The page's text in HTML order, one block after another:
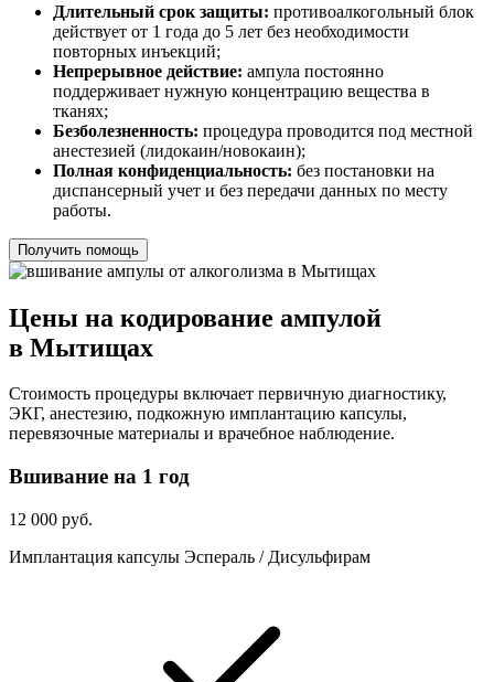
Длительный срок защиты: противоалкогольный блок
действует от 1 года до 5 лет без необходимости
повторных инъекций;
Непрерывное действие: ампула постоянно
поддерживает нужную концентрацию вещества в
тканях;
Безболезненность: процедура проводится под местной
анестезией (лидокаин/новокаин);
Полная конфиденциальность: без постановки на
диспансерный учет и без передачи данных по месту
работы.
Получить помощь
Цены на кодирование ампулой
в Мытищах
Стоимость процедуры включает первичную диагностику,
ЭКГ, анестезию, подкожную имплантацию капсулы,
перевязочные материалы и врачебное наблюдение.
Вшивание на 1 год
12 000 руб.
Имплантация капсулы Эспераль / Дисульфирам